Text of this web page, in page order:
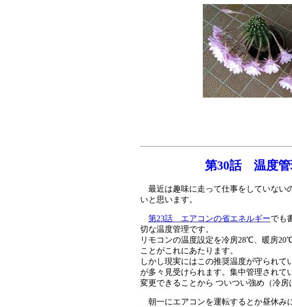
第30話 温度管
最近は趣味に走って仕事をしていない
いと思います。
第23話 エアコンの省エネルギーでも
切な温度管理です。
リモコンの温度設定を冷房28℃、暖房
ことがこれにあたります。
しかし現実にはこの推奨温度が守られ
が多々見受けられます。集中管理されて
変更できることから ついつい強め（冷
朝一にエアコンを運転するとか昼休み